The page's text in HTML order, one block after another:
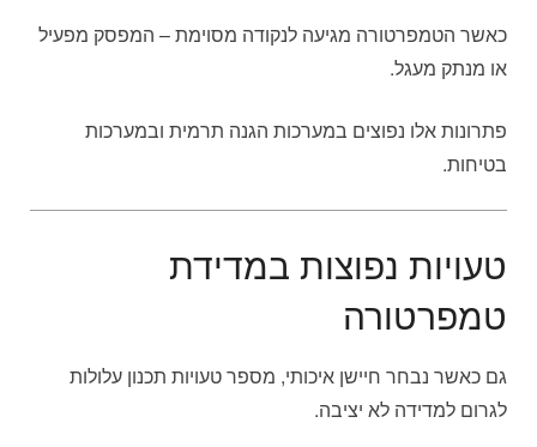
כאשר הטמפרטורה מגיעה לנקודה מסוימת – המפסק מפעיל
או מנתק מעגל.
פתרונות אלו נפוצים במערכות הגנה תרמית ובמערכות
בטיחות.
טעויות נפוצות במדידת
טמפרטורה
גם כאשר נבחר חיישן איכותי, מספר טעויות תכנון עלולות
לגרום למדידה לא יציבה.